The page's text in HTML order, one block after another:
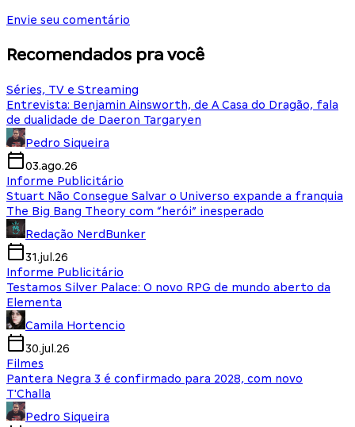
Envie seu comentário
Recomendados pra você
Séries, TV e Streaming
Entrevista: Benjamin Ainsworth, de A Casa do Dragão, fala
de dualidade de Daeron Targaryen
Pedro Siqueira
03.ago.26
Informe Publicitário
Stuart Não Consegue Salvar o Universo expande a franquia
The Big Bang Theory com “herói” inesperado
Redação NerdBunker
31.jul.26
Informe Publicitário
Testamos Silver Palace: O novo RPG de mundo aberto da
Elementa
Camila Hortencio
30.jul.26
Filmes
Pantera Negra 3 é confirmado para 2028, com novo
T'Challa
Pedro Siqueira